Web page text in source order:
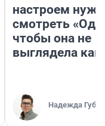
настроем
смотреть
чтобы она не
выглядела как
Надежда